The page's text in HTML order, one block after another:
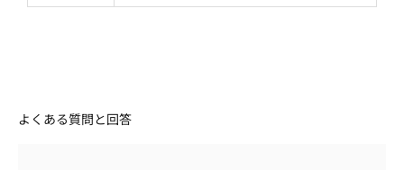
よくある質問と回答